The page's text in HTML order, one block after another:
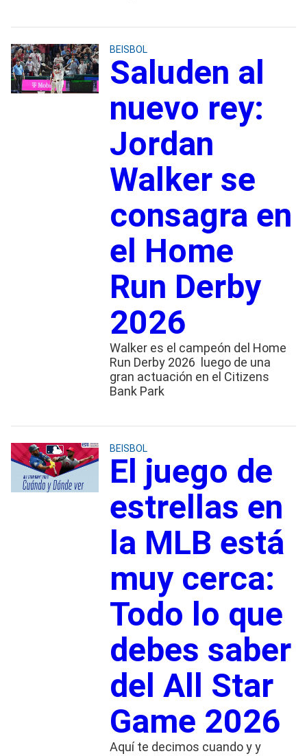
BEISBOL
Saluden al
nuevo rey:
Jordan
Walker se
consagra en
el Home
Run Derby
2026
Walker es el campeón del Home
Run Derby 2026 luego de una
gran actuación en el Citizens
Bank Park
BEISBOL
El juego de
estrellas en
la MLB está
muy cerca:
Todo lo que
debes saber
del All Star
Game 2026
Aquí te decimos cuando y y